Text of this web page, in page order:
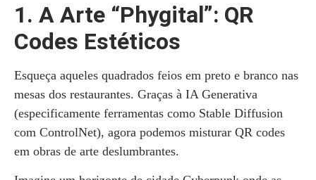
1. A Arte “Phygital”: QR
Codes Estéticos
Esqueça aqueles quadrados feios em preto e branco nas
mesas dos restaurantes. Graças à IA Generativa
(especificamente ferramentas como Stable Diffusion
com ControlNet), agora podemos misturar QR codes
em obras de arte deslumbrantes.